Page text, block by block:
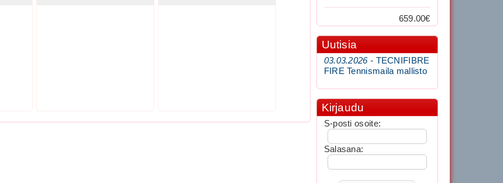
659.00€
Uutisia
03.03.2026 - TECNIFIBRE
FIRE Tennismaila mallisto
Kirjaudu
S-posti osoite:
Salasana: